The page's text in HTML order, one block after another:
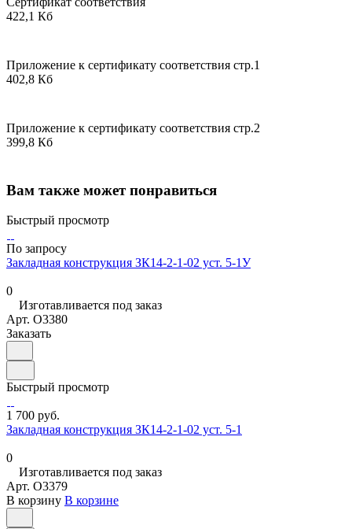
422,1 Кб
Приложение к сертификату соответствия стр.1
402,8 Кб
Приложение к сертификату соответствия стр.2
399,8 Кб
Вам также может понравиться
Быстрый просмотр
По запросу
Закладная конструкция ЗК14-2-1-02 уст. 5-1У
0
Изготавливается под заказ
Арт. O3380
Заказать
Быстрый просмотр
1 700 руб.
Закладная конструкция ЗК14-2-1-02 уст. 5-1
0
Изготавливается под заказ
Арт. O3379
В корзину В корзине